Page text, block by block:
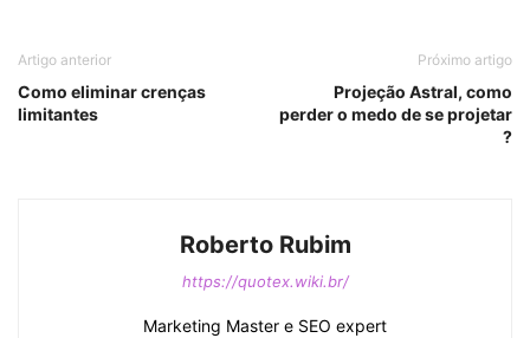
Artigo anterior
Como eliminar crenças
limitantes
Próximo artigo
Projeção Astral, como
perder o medo de se projetar
?
Roberto Rubim
https://quotex.wiki.br/
Marketing Master e SEO expert